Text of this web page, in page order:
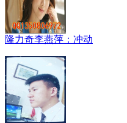
隆力奇李燕萍：冲动